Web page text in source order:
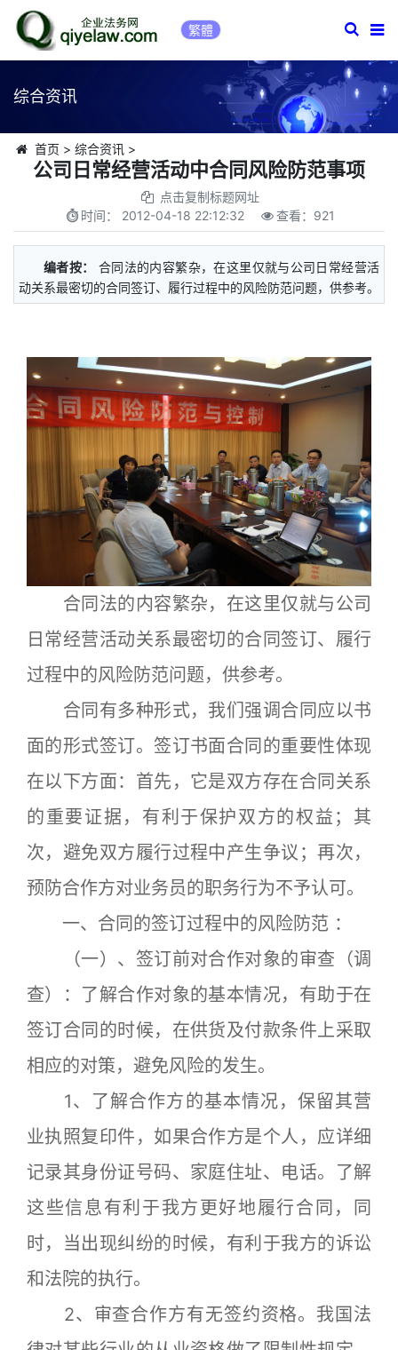
繁體
综合资讯
首页 > 综合资讯>
公司日常经营活动中合同风险防范事项
点击复制标题网址
时间： 2012-04-18 22:12:32 查看： 921
编者按：
合同法的内容繁杂，在这里仅就与公司日常经营活
动关系最密切的合同签订、履行过程中的风险防范问题，供参考。
合同法的内容繁杂，在这里仅就与公司
日常经营活动关系最密切的合同签订、履行
过程中的风险防范问题，供参考。
合同有多种形式，我们强调合同应以书
面的形式签订。签订书面合同的重要性体现
在以下方面：首先，它是双方存在合同关系
的重要证据，有利于保护双方的权益；其
次，避免双方履行过程中产生争议；再次，
预防合作方对业务员的职务行为不予认可。
一、合同的签订过程中的风险防范 ：
（一）、签订前对合作对象的审查（调
查）：了解合作对象的基本情况，有助于在
签订合同的时候，在供货及付款条件上采取
相应的对策，避免风险的发生。
1、了解合作方的基本情况，保留其营
业执照复印件，如果合作方是个人，应详细
记录其身份证号码、家庭住址、电话。了解
这些信息有利于我方更好地履行合同，同
时，当出现纠纷的时候，有利于我方的诉讼
和法院的执行。
2、审查合作方有无签约资格。我国法